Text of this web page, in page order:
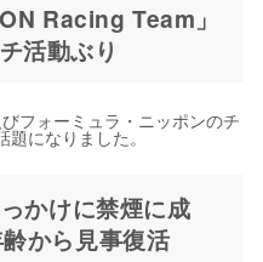
Racing Team」
活動ぶり
フォーミュラ・ニッポンのチ
になりました。
かけに禁煙に成
から見事復活